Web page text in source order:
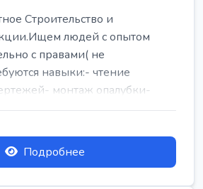
Строительство и
людей с опытом
с правами( не
навыки:- чтение
монтаж опалубки-
Подробнее